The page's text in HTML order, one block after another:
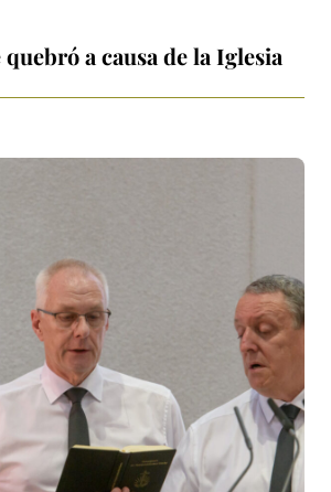
quebró a causa de la Iglesia